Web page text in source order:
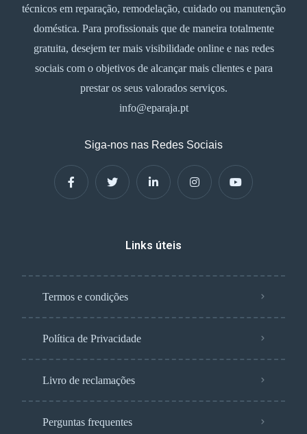
técnicos em reparação, remodelação, cuidado ou manutenção
doméstica. Para profissionais que de maneira totalmente
gratuita, desejem ter mais visibilidade online e nas redes
sociais com o objetivos de alcançar mais clientes e para
prestar os seus valorados serviços.
info@eparaja.pt
Siga-nos nas Redes Sociais
Links úteis
Termos e condições
Política de Privacidade
Livro de reclamações
Perguntas frequentes